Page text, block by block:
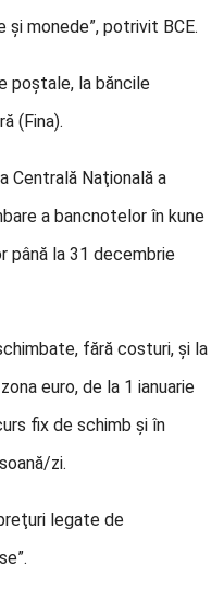
şi monede”, potrivit BCE.
poştale, la băncile
(Fina).
Centrală Naţională a
a bancnotelor în kune
până la 31 decembrie
fără costuri, şi la
euro, de la 1 ianuarie
fix de schimb şi în
zi.
legate de